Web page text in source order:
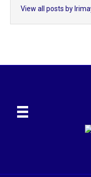
View all posts by